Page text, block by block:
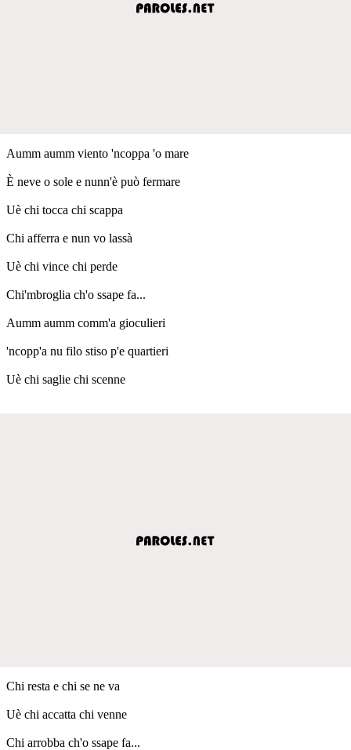
Aumm aumm viento 'ncoppa 'o mare
È neve o sole e nunn'è può fermare
Uè chi tocca chi scappa
Chi afferra e nun vo lassà
Uè chi vince chi perde
Chi'mbroglia ch'o ssape fa...
Aumm aumm comm'a gioculieri
'ncopp'a nu filo stiso p'e quartieri
Uè chi saglie chi scenne
Chi resta e chi se ne va
Uè chi accatta chi venne
Chi arrobba ch'o ssape fa...